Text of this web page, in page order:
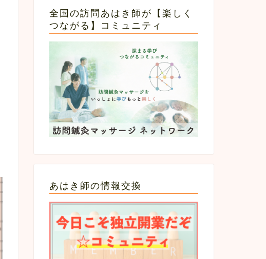
全国の訪問あはき師が【楽しく
つながる】コミュニティ
あはき師の情報交換